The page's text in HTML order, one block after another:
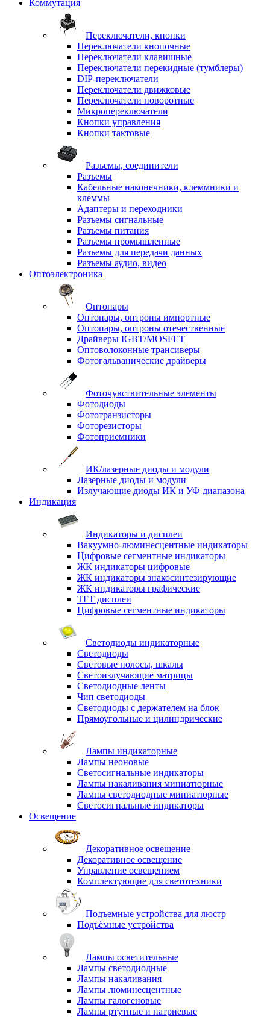
Коммутация
Переключатели, кнопки
Переключатели кнопочные
Переключатели клавишные
Переключатели перекидные (тумблеры)
DIP-переключатели
Переключатели движковые
Переключатели поворотные
Микропереключатели
Кнопки управления
Кнопки тактовые
Разъемы, соединители
Разъемы
Кабельные наконечники, клеммники и
клеммы
Адаптеры и переходники
Разъемы сигнальные
Разъемы питания
Разъемы промышленные
Разъемы для передачи данных
Разъемы аудио, видео
Оптоэлектроника
Оптопары
Оптопары, оптроны импортные
Оптопары, оптроны отечественные
Драйверы IGBT/MOSFET
Оптоволоконные трансиверы
Фотогальванические драйверы
Фоточувствительные элементы
Фотодиоды
Фототранзисторы
Фоторезисторы
Фотоприемники
ИК/лазерные диоды и модули
Лазерные диоды и модули
Излучающие диоды ИК и УФ диапазона
Индикация
Индикаторы и дисплеи
Вакуумно-люминесцентные индикаторы
Цифровые сегментные индикаторы
ЖК индикаторы цифровые
ЖК индикаторы знакосинтезирующие
ЖК индикаторы графические
TFT дисплеи
Цифровые сегментные индикаторы
Светодиоды индикаторные
Светодиоды
Световые полосы, шкалы
Светоизлучающие матрицы
Светодиодные ленты
Чип светодиоды
Светодиоды с держателем на блок
Прямоугольные и цилиндрические
Лампы индикаторные
Лампы неоновые
Светосигнальные индикаторы
Лампы накаливания миниатюрные
Лампы светодиодные миниатюрные
Светосигнальные индикаторы
Освещение
Декоративное освещение
Декоративное освещение
Управление освещением
Комплектующие для светотехники
Подъемные устройства для люстр
Подъёмные устройства
Лампы осветительные
Лампы светодиодные
Лампы накаливания
Лампы люминесцентные
Лампы галогеновые
Лампы ртутные и натриевые